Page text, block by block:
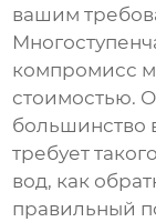
вашим
компромисс
стоимостью.
большинство
требует
вод, как
правильный